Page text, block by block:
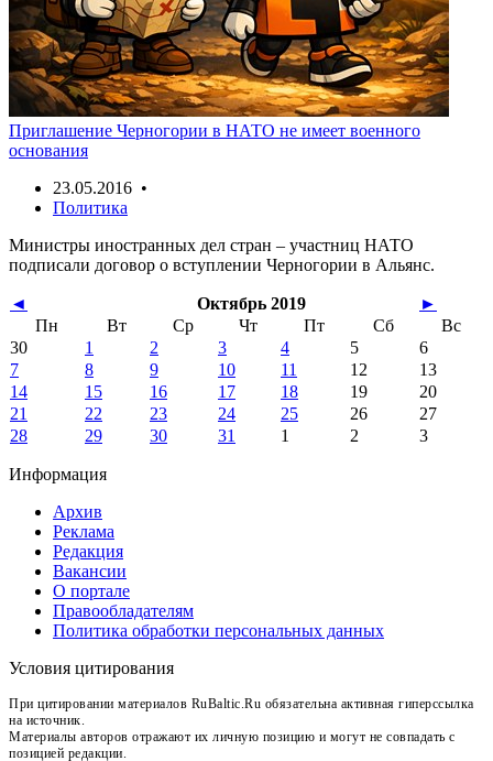
Приглашение Черногории в НАТО не имеет военного
основания
23.05.2016 •
Политика
Министры иностранных дел стран – участниц НАТО
подписали договор о вступлении Черногории в Альянс.
◄ Октябрь 2019
►
Пн
Вт Ср Чт Пт Сб
Вс
30
1 2 3 4 5
6
7
8 9 10 11 12
13
14
15 16 17 18 19
20
21
22 23 24 25 26
27
28
29 30 31 1 2 3
Информация
Архив
Реклама
Редакция
Вакансии
О портале
Правообладателям
Политика обработки персональных данных
Условия цитирования
При цитировании материалов RuBaltic.Ru обязательна активная гиперссылка
на источник.
Материалы авторов отражают их личную позицию и могут не совпадать с
позицией редакции.